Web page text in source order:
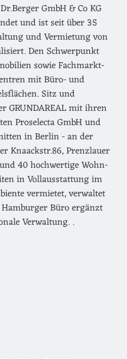
GmbH & Co KG
und ist seit über 35
und Vermietung von
Den Schwerpunkt
sowie Fachmarkt-
mit Büro- und
Sitz und
GRUNDAREAL mit ihren
Proselecta GmbH und
in Berlin - an der
Knaackstr.86, Prenzlauer
40 hochwertige Wohn-
in Vollausstattung im
vermietet, verwaltet
Büro ergänzt
Verwaltung. .